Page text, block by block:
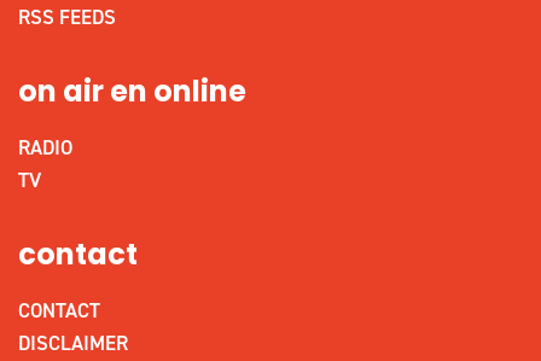
RSS FEEDS
on air en online
RADIO
TV
contact
CONTACT
DISCLAIMER